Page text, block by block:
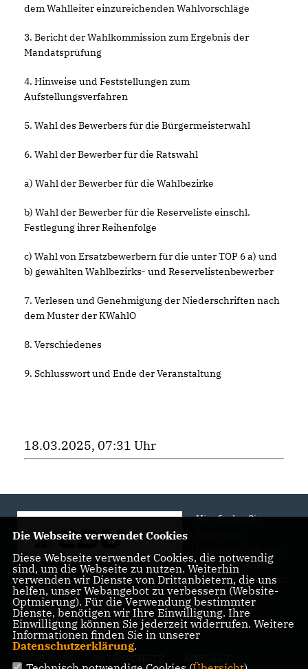
dem Wahlleiter einzureichenden Wahlvorschläge
3. Bericht der Wahlkommission zum Ergebnis der
Mandatsprüfung
4. Hinweise und Feststellungen zum
Aufstellungsverfahren
5. Wahl des Bewerbers für die Bürgermeisterwahl
6. Wahl der Bewerber für die Ratswahl
a) Wahl der Bewerber für die Wahlbezirke
b) Wahl der Bewerber für die Reserveliste einschl.
Festlegung ihrer Reihenfolge
c) Wahl von Ersatzbewerbern für die unter TOP 6 a) und
b) gewählten Wahlbezirks- und Reservelistenbewerber
7. Verlesen und Genehmigung der Niederschriften nach
dem Muster der KWahlO
8. Verschiedenes
9. Schlusswort und Ende der Veranstaltung
18.03.2025, 07:31 Uhr
Hier finden Sie
uns, unsere Arbeit
und Engagement vor
Ort.
Die Webseite verwendet Cookies
Diese Webseite verwendet Cookies, die notwendig
sind, um die Webseite zu nutzen. Weiterhin
verwenden wir Dienste von Drittanbietern, die uns
helfen, unser Webangebot zu verbessern (Website-
Optmierung). Für die Verwendung bestimmter
Dienste, benötigen wir Ihre Einwilligung. Ihre
Einwilligung können Sie jederzeit widerrufen. Weitere
Informationen finden Sie in unserer
Datenschutzerklärung.